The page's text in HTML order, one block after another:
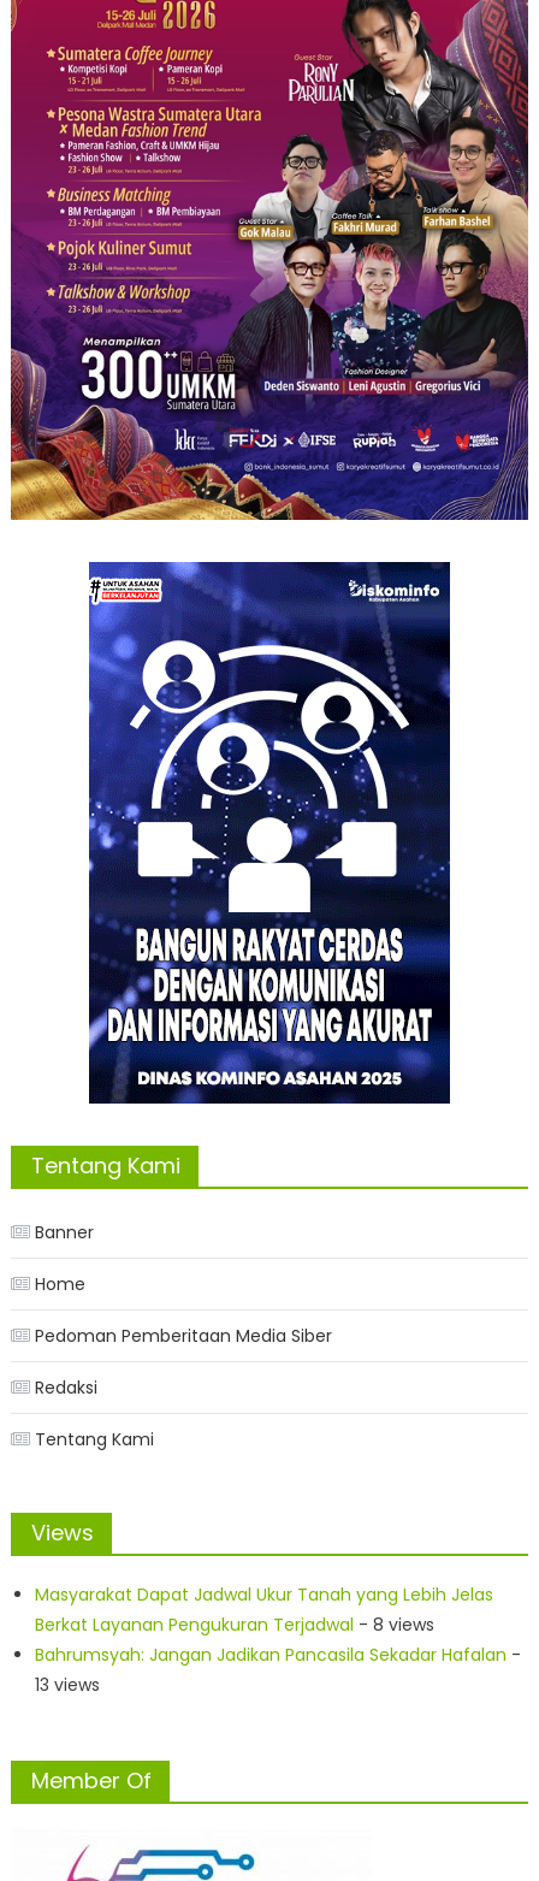
Tentang Kami
Banner
Home
Pedoman Pemberitaan Media Siber
Redaksi
Tentang Kami
Views
Masyarakat Dapat Jadwal Ukur Tanah yang Lebih Jelas
Berkat Layanan Pengukuran Terjadwal - 8 views
Bahrumsyah: Jangan Jadikan Pancasila Sekadar Hafalan -
13 views
Member Of